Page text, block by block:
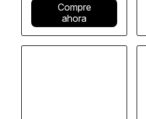
Compre
ahora